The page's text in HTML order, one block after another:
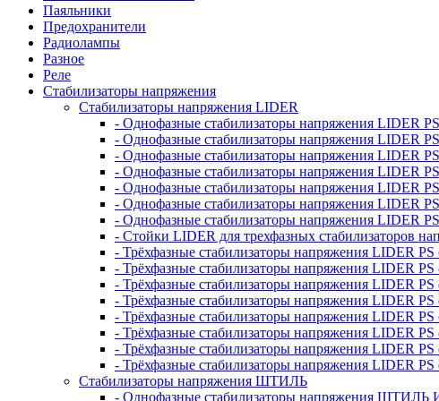
Паяльники
Предохранители
Радиолампы
Разное
Реле
Стабилизаторы напряжения
Стабилизаторы напряжения LIDER
- Однофазные стабилизаторы напряжения LIDER
- Однофазные стабилизаторы напряжения LIDER
- Однофазные стабилизаторы напряжения LIDER
- Однофазные стабилизаторы напряжения LIDER
- Однофазные стабилизаторы напряжения LIDER
- Однофазные стабилизаторы напряжения LIDER
- Однофазные стабилизаторы напряжения LIDER
- Стойки LIDER для трехфазных стабилизаторов
- Трёхфазные стабилизаторы напряжения LIDER PS
- Трёхфазные стабилизаторы напряжения LIDER PS
- Трёхфазные стабилизаторы напряжения LIDER
- Трёхфазные стабилизаторы напряжения LIDER PS
- Трёхфазные стабилизаторы напряжения LIDER PS
- Трёхфазные стабилизаторы напряжения LIDER PS
- Трёхфазные стабилизаторы напряжения LIDER PS
- Трёхфазные стабилизаторы напряжения LIDER PS
Стабилизаторы напряжения ШТИЛЬ
- Однофазные стабилизаторы напряжения